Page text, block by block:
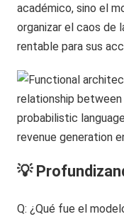
académico, sino el
organizar el caos de
rentable para sus
💡
Q: ¿Qué fue el